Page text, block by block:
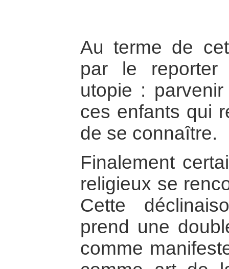
Au terme de
par le reporter
utopie :
ces enfants qui
de se connaître.
Finalement
religieux se
Cette
prend une
comme